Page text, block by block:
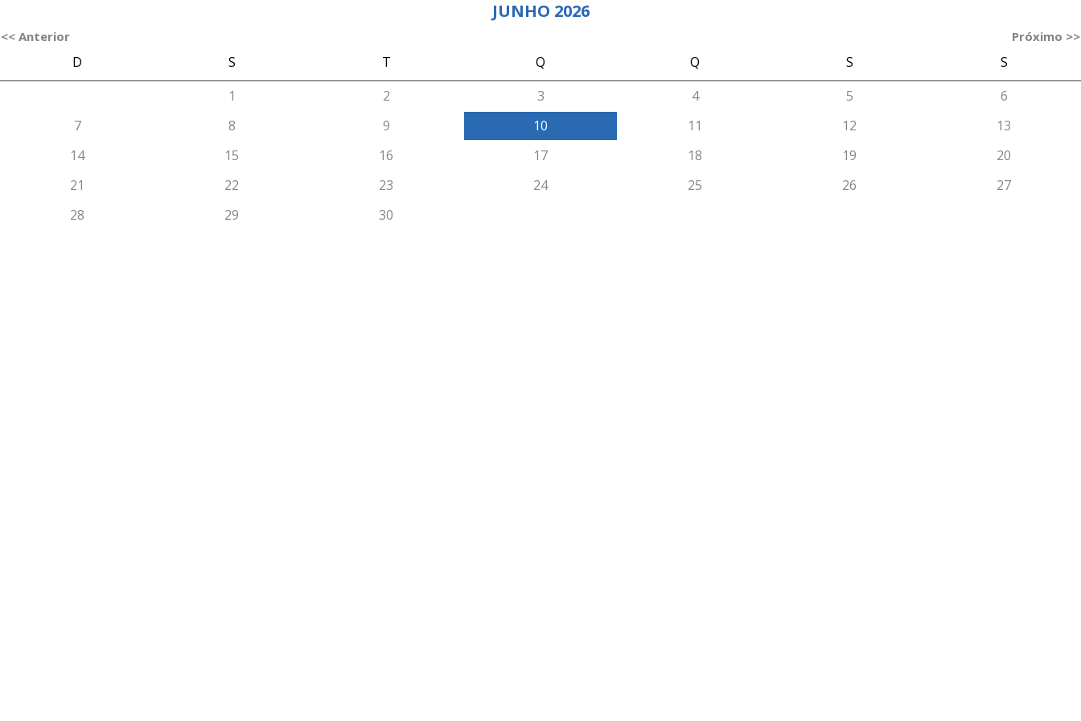
JUNHO 2026
<< Anterior Próximo >>
D S T Q Q S
S
1
2 3 4 5
6
7
8 9 10 11 12
13
14
15 16 17 18 19
20
21
22 23 24 25 26
27
28
29 30